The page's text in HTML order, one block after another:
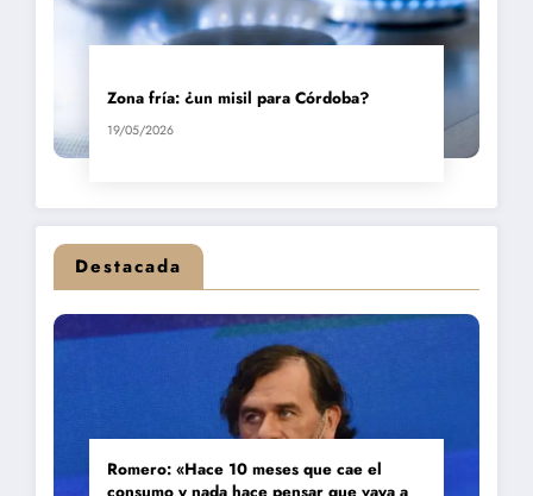
Zona fría: ¿un misil para Córdoba?
19/05/2026
Destacada
Romero: «Hace 10 meses que cae el
consumo y nada hace pensar que vaya a